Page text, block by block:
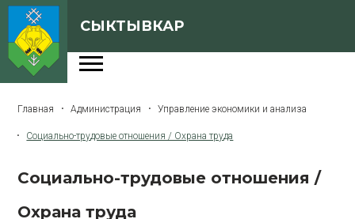
СЫКТЫВКАР
О Сыктывкаре
Бюджет города
Главная Администрация Управление экономики и анализа
Социально-трудовые отношения / Охрана труда
Социально-трудовые отношения /
Охрана труда